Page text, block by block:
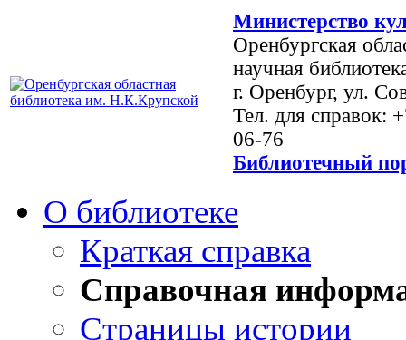
Министерство
Оренбургская
научная
г. Оренбург, ул.
Тел. для справок:
06-76
Библиотечный
О библиотеке
Краткая справка
Справочная
Страницы истории